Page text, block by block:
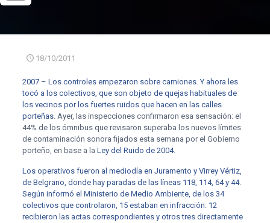
18/10/2011
2007 – Los controles empezaron sobre camiones. Y ahora les
tocó a los colectivos, que son objeto de quejas habituales de
los vecinos por los fuertes ruidos que hacen en las calles
porteñas. Ayer, las inspecciones confirmaron esa sensación: el
44% de los ómnibus que revisaron superaba los nuevos límites
de contaminación sonora fijados esta semana por el Gobierno
porteño, en base a la Ley del Ruido de 2004.
Los operativos fueron al mediodía en Juramento y Virrey Vértiz,
de Belgrano, donde hay paradas de las líneas 118, 114, 64 y 44.
Según informó el Ministerio de Medio Ambiente, de los 34
colectivos que controlaron, 15 estaban en infracción: 12
recibieron las actas correspondientes y otros tres directamente